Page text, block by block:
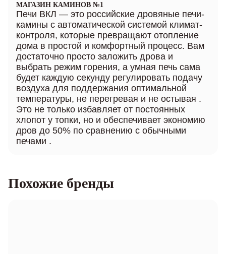
МАГАЗИН КАМИНОВ №1
Печи ВКЛ — это российские дровяные печи-
камины с автоматической системой климат-
контроля, которые превращают отопление
дома в простой и комфортный процесс. Вам
достаточно просто заложить дрова и
выбрать режим горения, а умная печь сама
будет каждую секунду регулировать подачу
воздуха для поддержания оптимальной
температуры, не перегревая и не остывая .
Это не только избавляет от постоянных
хлопот у топки, но и обеспечивает экономию
дров до 50% по сравнению с обычными
печами .
Похожие бренды